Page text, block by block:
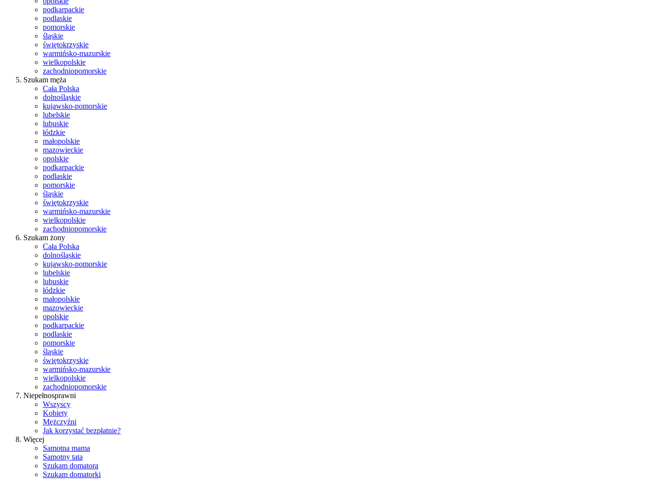
podkarpackie
podlaskie
pomorskie
śląskie
świętokrzyskie
warmińsko-mazurskie
wielkopolskie
zachodniopomorskie
Szukam męża
Cała Polska
dolnośląskie
kujawsko-pomorskie
lubelskie
lubuskie
łódzkie
małopolskie
mazowieckie
opolskie
podkarpackie
podlaskie
pomorskie
śląskie
świętokrzyskie
warmińsko-mazurskie
wielkopolskie
zachodniopomorskie
Szukam żony
Cała Polska
dolnośląskie
kujawsko-pomorskie
lubelskie
lubuskie
łódzkie
małopolskie
mazowieckie
opolskie
podkarpackie
podlaskie
pomorskie
śląskie
świętokrzyskie
warmińsko-mazurskie
wielkopolskie
zachodniopomorskie
Niepełnosprawni
Wszyscy
Kobiety
Mężczyźni
Jak korzystać bezpłatnie?
Więcej
Samotna mama
Samotny tata
Szukam domatora
Szukam domatorki